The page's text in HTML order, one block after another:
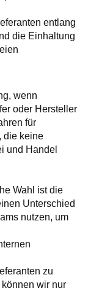
entlang
die Einhaltung
wenn
oder Hersteller
für
die keine
und Handel
Wahl ist die
Unterschied
nutzen, um
zu
wir nur